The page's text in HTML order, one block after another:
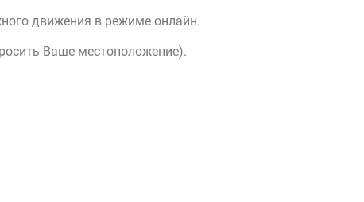
движения в режиме онлайн.
Ваше местоположение).